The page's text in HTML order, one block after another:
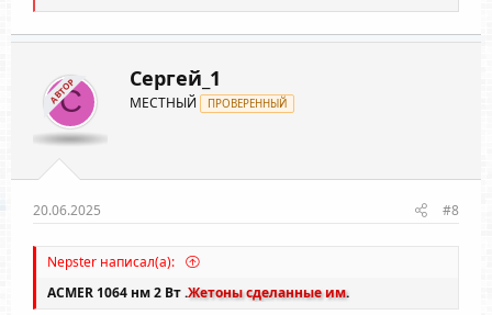
а
к
и
и
:
АВТОР
С
Сергей_1
МЕСТНЫЙ ПРОВЕРЕННЫЙ
20.06.2025 #8
Nepster написал(а):
ACMER 1064 нм 2 Вт .Жетоны сделанные им.